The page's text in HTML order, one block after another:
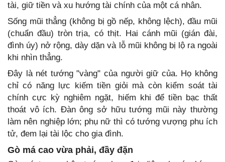
tài, giữ tiền và xu hướng tài chính của một cá nhân.
Sống mũi thẳng (không bị gồ nếp, không lệch), đầu mũi
(chuẩn đầu) tròn trịa, có thịt. Hai cánh mũi (gián đài,
đình úy) nở rộng, dày dặn và lỗ mũi không bị lộ ra ngoài
khi nhìn thẳng.
Đây là nét tướng "vàng" của người giữ của. Họ không
chỉ có năng lực kiếm tiền giỏi mà còn kiểm soát tài
chính cực kỳ nghiêm ngặt, hiếm khi để tiền bạc thất
thoát vô ích. Đàn ông sở hữu tướng mũi này thường
làm nên nghiệp lớn; phụ nữ thì có tướng vượng phu ích
tử, đem lại tài lộc cho gia đình.
Gò má cao vừa phải, đầy đặn